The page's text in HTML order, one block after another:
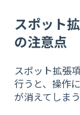
スポット
の注意点
スポット拡張
行うと、操作
が消えてしま